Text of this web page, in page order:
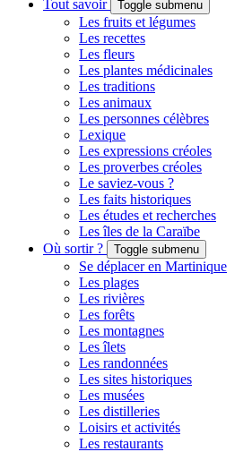
Tout savoir
Toggle submenu
Les fruits et légumes
Les recettes
Les fleurs
Les plantes médicinales
Les traditions
Les animaux
Les personnes célèbres
Lexique
Les expressions créoles
Les proverbes créoles
Le saviez-vous ?
Les faits historiques
Les études et recherches
Les îles de la Caraïbe
Où sortir ?
Toggle submenu
Se déplacer en Martinique
Les plages
Les rivières
Les forêts
Les montagnes
Les îlets
Les randonnées
Les sites historiques
Les musées
Les distilleries
Loisirs et activités
Les restaurants